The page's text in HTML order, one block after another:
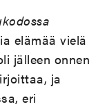
elämää vielä
jälleen onnen
ja
eri